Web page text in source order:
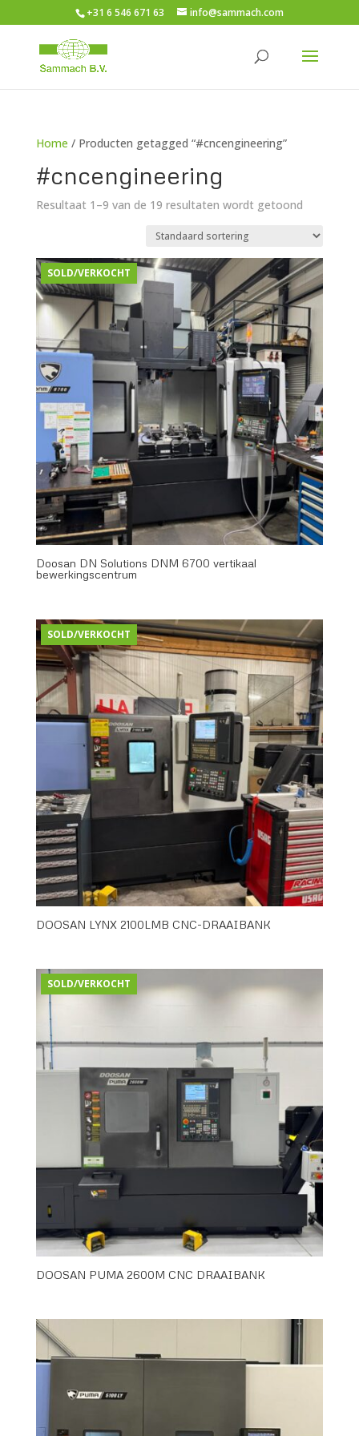
+31 6 546 671 63 info@sammach.com
Home / Producten getagged “#cncengineering”
#cncengineering
Resultaat 1–9 van de 19 resultaten wordt getoond
SOLD/VERKOCHT
Doosan DN Solutions DNM 6700 vertikaal
bewerkingscentrum
SOLD/VERKOCHT
DOOSAN LYNX 2100LMB CNC-DRAAIBANK
SOLD/VERKOCHT
DOOSAN PUMA 2600M CNC DRAAIBANK